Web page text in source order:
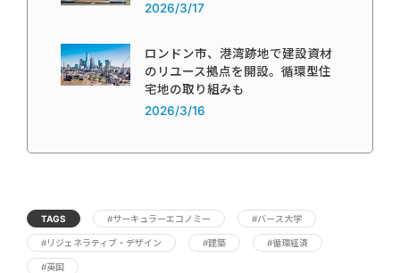
2026/3/17
ロンドン市、港湾跡地で建設資材
のリユース拠点を開設。循環型住
宅地の取り組みも
2026/3/16
TAGS #サーキュラーエコノミー #バース大学
#リジェネラティブ・デザイン #建築 #循環経済
#英国